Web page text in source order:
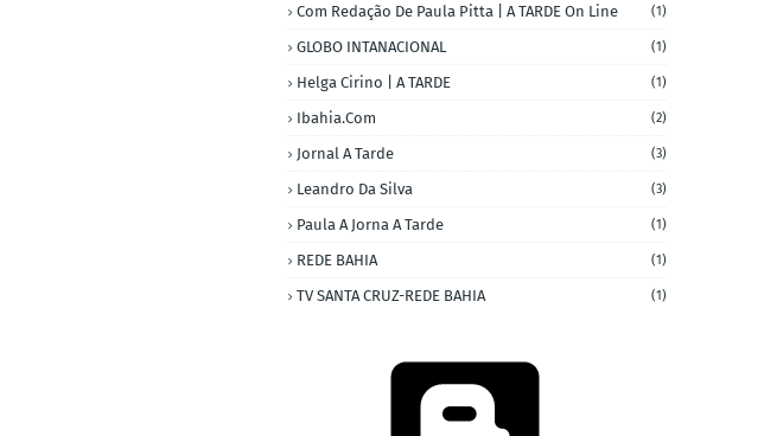
Com Redação De Paula Pitta | A TARDE On Line (1)
GLOBO INTANACIONAL (1)
Helga Cirino | A TARDE (1)
Ibahia.com (2)
Jornal A Tarde (3)
Leandro Da Silva (3)
Paula A Jorna A Tarde (1)
REDE BAHIA (1)
TV SANTA CRUZ-REDE BAHIA (1)